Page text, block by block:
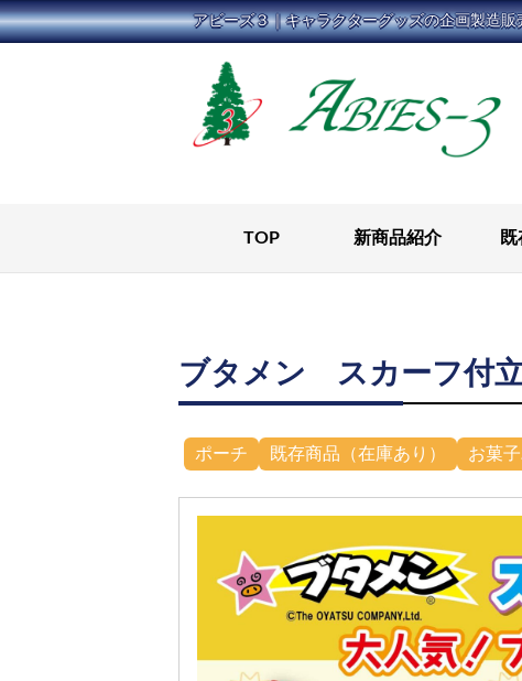
コ
ン
アビーズ３｜キャラクターグッズの企画製造
TOP 新商品紹介
ブタメン スカーフ付
ポーチ 既存商品（在庫あり） お菓